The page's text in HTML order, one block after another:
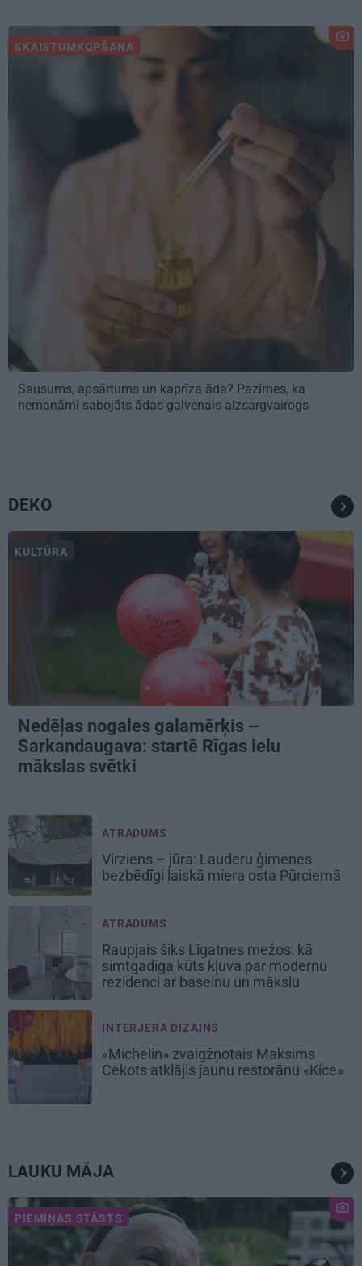
SKAISTUMKOPŠANA
Sausums, apsārtums un kaprīza āda? Pazīmes, ka
nemanāmi sabojāts ādas galvenais aizsargvairogs
DEKO
KULTŪRA
Nedēļas nogales galamērķis –
Sarkandaugava: startē Rīgas ielu
mākslas svētki
ATRADUMS
Virziens – jūra: Lauderu ģimenes
bezbēdīgi laiskā miera osta Pūrciemā
ATRADUMS
Raupjais šiks Līgatnes mežos: kā
simtgadīga kūts kļuva par modernu
rezidenci ar baseinu un mākslu
INTERJERA DIZAINS
«Michelin» zvaigžņotais Maksims
Cekots atklājis jaunu restorānu «Kíce»
LAUKU MĀJA
PIEMIŅAS STĀSTS